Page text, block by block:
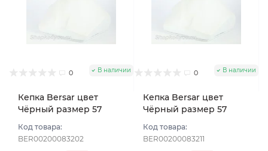
0 В наличии
Кепка Bersar цвет
Чёрный размер 57
Код товара:
BER00200083202
0 В наличии
Кепка Bersar цвет
Чёрный размер 57
Код товара:
BER00200083211